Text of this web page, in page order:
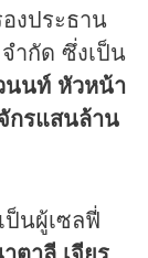
งประธาน
ำกัด ซึ่งเป็น
นนท์ หัวหน้า
กรแสนล้าน
นผู้เซลฟี่